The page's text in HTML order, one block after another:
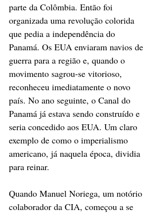
parte da Colômbia. Então foi
organizada uma revolução colorida
que pedia a independência do
Panamá. Os EUA enviaram navios de
guerra para a região e, quando o
movimento sagrou-se vitorioso,
reconheceu imediatamente o novo
país. No ano seguinte, o Canal do
Panamá já estava sendo construído e
seria concedido aos EUA. Um claro
exemplo de como o imperialismo
americano, já naquela época, dividia
para reinar.
Quando Manuel Noriega, um notório
colaborador da CIA, começou a se